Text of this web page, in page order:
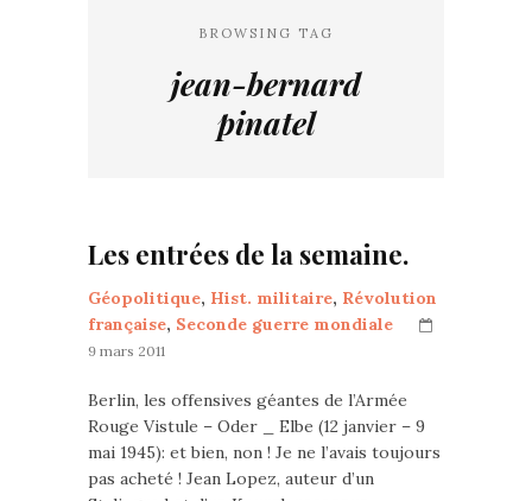
BROWSING TAG
jean-bernard
pinatel
Les entrées de la semaine.
Géopolitique, Hist. militaire, Révolution
française, Seconde guerre mondiale
9 mars 2011
Berlin, les offensives géantes de l’Armée
Rouge Vistule – Oder _ Elbe (12 janvier – 9
mai 1945): et bien, non ! Je ne l’avais toujours
pas acheté ! Jean Lopez, auteur d’un